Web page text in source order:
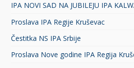
IPA NOVI SAD NA JUBILEJU IPA
Proslava IPA Regije Kruševac
Čestitka NS IPA Srbije
Proslava Nove godine IPA Regija